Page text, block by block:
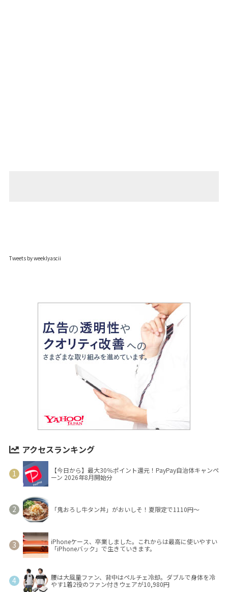
Tweets by weeklyascii
アクセスランキング
【今日から】最大30％ポイント還元！PayPay自治体キャンペ
ーン 2026年8月開始分
「鬼おろし牛タン丼」がおいしそ！夏限定で1110円～
iPhoneケース、卒業しました。これからは最高に使いやすい
「iPhoneバック」で生きていきます。
腰は大風量ファン、背中はペルチェ冷却。ダブルで身体を冷
やす1着2役のファン付きウェアが10,980円